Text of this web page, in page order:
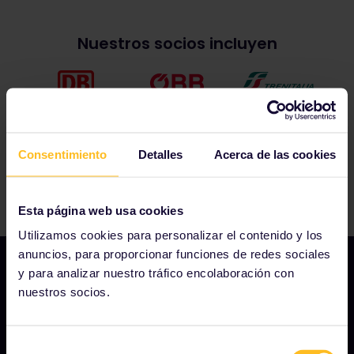
Consentimiento Detalles Acerca de las cookies
Esta página web usa cookies
Utilizamos cookies para personalizar el contenido y los
anuncios, para proporcionar funciones de redes sociales
y para analizar nuestro tráfico encolaboración con
nuestros socios.
Nuestros socios incluyen